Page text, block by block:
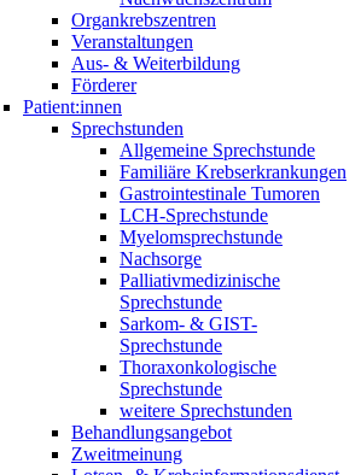
Organkrebszentren
Veranstaltungen
Aus- & Weiterbildung
Förderer
Patient:innen
Sprechstunden
Allgemeine Sprechstunde
Familiäre Krebserkrankungen
Gastrointestinale Tumoren
LCH-Sprechstunde
Myelomsprechstunde
Nachsorge
Palliativmedizinische
Sprechstunde
Sarkom- & GIST-
Sprechstunde
Thoraxonkologische
Sprechstunde
weitere Sprechstunden
Behandlungsangebot
Zweitmeinung